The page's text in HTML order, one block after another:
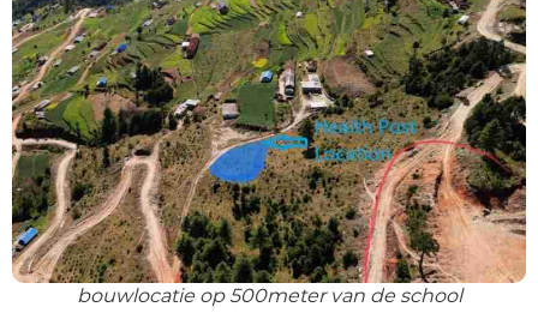
bouwlocatie op 500meter van de school